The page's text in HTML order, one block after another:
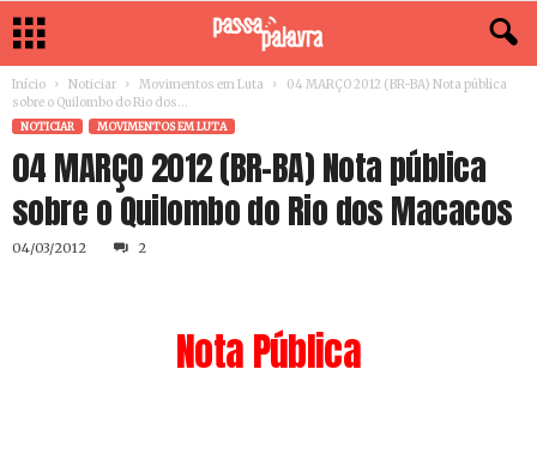
Início Noticiar Movimentos em Luta
04 MARÇO 2012 (BR-BA) Nota pública
sobre o Quilombo do Rio dos...
NOTICIAR MOVIMENTOS EM LUTA
04 MARÇO 2012 (BR-BA) Nota pública
sobre o Quilombo do Rio dos Macacos
04/03/2012 2
Nota Pública